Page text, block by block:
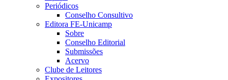
Periódicos
Conselho Consultivo
Editora FE-Unicamp
Sobre
Conselho Editorial
Submissões
Acervo
Clube de Leitores